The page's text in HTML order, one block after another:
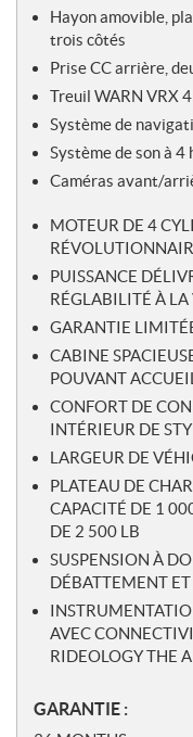
Hayon amovible,
trois côtés
Prise CC arrière,
Treuil WARN VRX
Système de
Système de son à
Caméras avant/
MOTEUR DE 4
PUISSANCE
RÉGLABILITÉ À
GARANTIE
CABINE
POUVANT
CONFORT DE
INTÉRIEUR DE
LARGEUR DE
PLATEAU DE
CAPACITÉ DE 1
DE 2 500 LB
SUSPENSION À
DÉBATTEMENT
AVEC
RIDEOLOGY THE
GARANTIE :